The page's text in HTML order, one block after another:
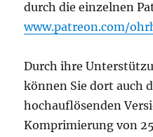
durch die einzelnen
www.patreon.com/
Durch ihre
können Sie dort auch
hochauflösenden
Komprimierung von